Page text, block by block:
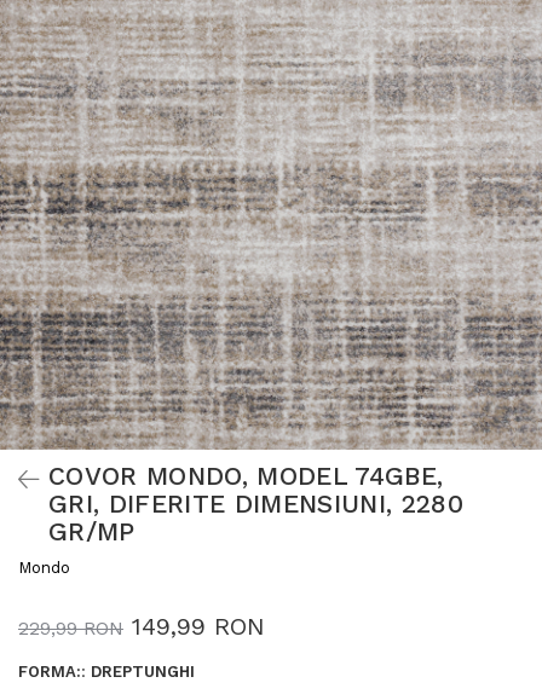
COVOR MONDO, MODEL 74GBE,
GRI, DIFERITE DIMENSIUNI, 2280
GR/MP
Mondo
229,99 RON 149,99 RON
FORMA:: DREPTUNGHI